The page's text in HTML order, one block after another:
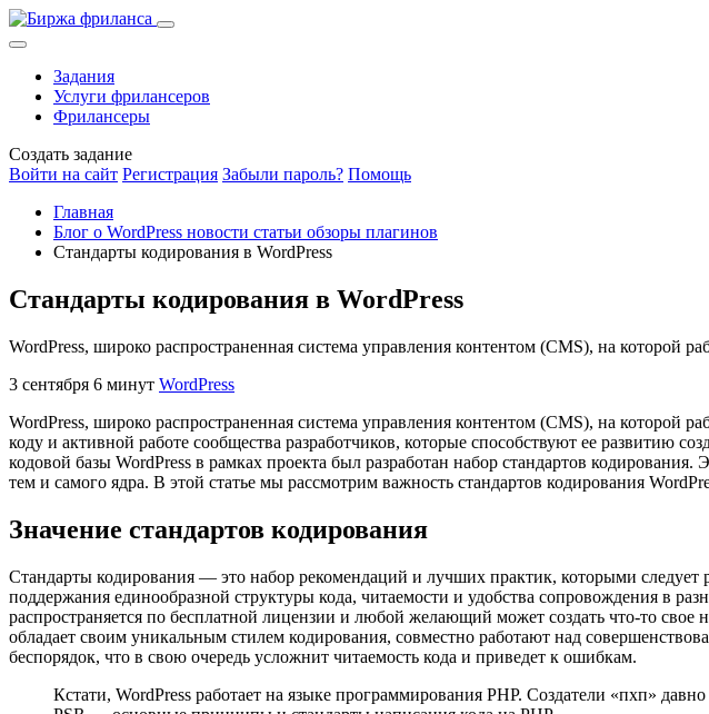
Задания
Услуги фрилансеров
Фрилансеры
Создать задание
Войти на сайт Регистрация Забыли пароль? Помощь
Главная
Блог о WordPress новости статьи обзоры плагинов
Стандарты кодирования в WordPress
Стандарты кодирования в WordPress
WordPress, широко распространенная система управления контентом (CMS), на которой
3 сентября 6 минут WordPress
WordPress, широко распространенная система управления контентом (CMS), на которой
коду и активной работе сообщества разработчиков, которые способствуют ее развитию
кодовой базы WordPress в рамках проекта был разработан набор стандартов
тем и самого ядра. В этой статье мы рассмотрим важность стандартов кодирования
Значение стандартов кодирования
Стандарты кодирования — это набор рекомендаций и лучших практик, которыми следует
поддержания единообразной структуры кода, читаемости и удобства сопровождения в
распространяется по бесплатной лицензии и любой желающий может создать что-то свое
обладает своим уникальным стилем кодирования, совместно работают над
беспорядок, что в свою очередь усложнит читаемость кода и приведет к ошибкам.
Кстати, WordPress работает на языке программирования PHP. Создатели «пхп»